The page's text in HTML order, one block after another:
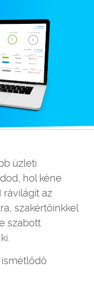
üzleti
hol kéne
rávilágít az
szakértőinkkel
szabott